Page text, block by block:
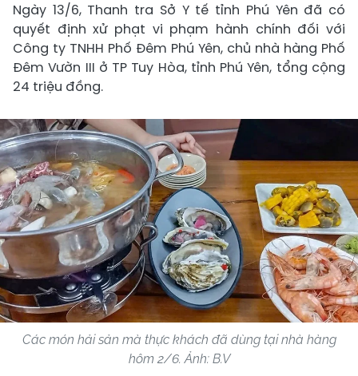
Ngày 13/6, Thanh tra Sở Y tế tỉnh Phú Yên đã có
quyết định xử phạt vi phạm hành chính đối với
Công ty TNHH Phố Đêm Phú Yên, chủ nhà hàng Phố
Đêm Vườn III ở TP Tuy Hòa, tỉnh Phú Yên, tổng cộng
24 triệu đồng.
Các món hải sản mà thực khách đã dùng tại nhà hàng
hôm 2/6. Ảnh: B.V